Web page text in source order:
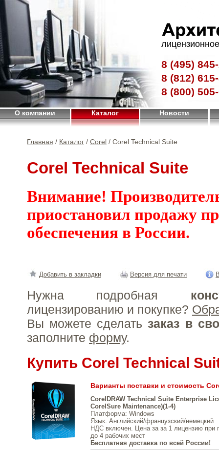
8 (495)
8 (812)
8 (800)
О компании Каталог Новости
Главная / Каталог / Corel / Corel Technical Suite
Corel Technical Suite
Внимание!
приостановил продажу
обеспечения в России.
Добавить в закладки Версия для печати
Нужна подробная
лицензированию и покупке?
Вы можете сделать заказ в
заполните форму.
Купить Corel Technical
Варианты поставки и стоимость
CorelDRAW Technical Suite Enterprise
CorelSure Maintenance)(1-4)
Платформа: Windows
Язык: Английский/французский/немецкий
НДС включен. Цена за за 1 лицензию при
до 4 рабочих мест
Бесплатная доставка по всей России!